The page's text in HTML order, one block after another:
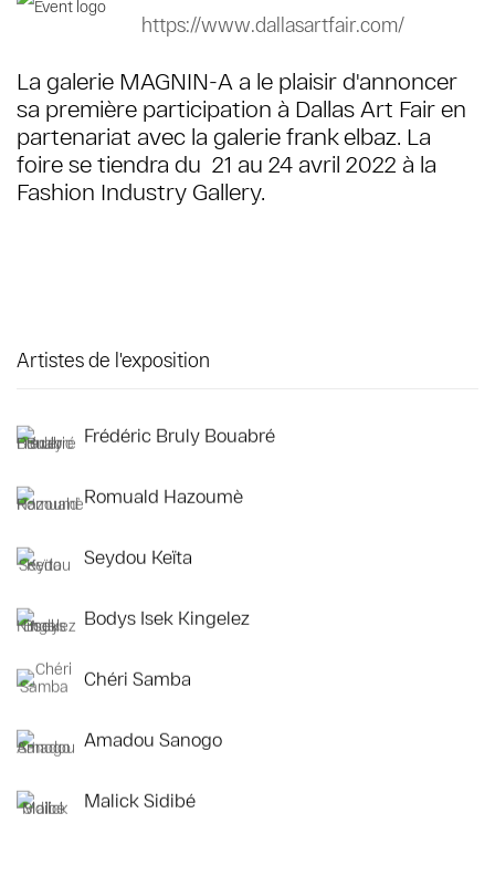
https://www.dallasartfair.com/
La galerie MAGNIN-A a le plaisir d'annoncer
sa première participation à Dallas Art Fair en
partenariat avec la galerie frank elbaz. La
foire se tiendra du 21 au 24 avril 2022 à la
Fashion Industry Gallery.
Artistes de l'exposition
Frédéric Bruly Bouabré
Romuald Hazoumè
Seydou Keïta
Bodys Isek Kingelez
Chéri Samba
Amadou Sanogo
Malick Sidibé